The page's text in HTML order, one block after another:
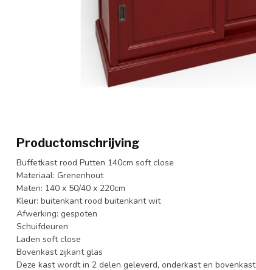
Productomschrijving
Buffetkast rood Putten 140cm soft close
Materiaal: Grenenhout
Maten: 140 x 50/40 x 220cm
Kleur: buitenkant rood buitenkant wit
Afwerking: gespoten
Schuifdeuren
Laden soft close
Bovenkast zijkant glas
Deze kast wordt in 2 delen geleverd, onderkast en bovenkast